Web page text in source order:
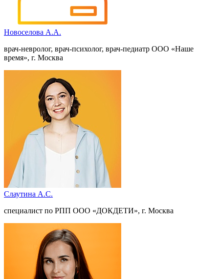
Новоселова А.А.
врач-невролог, врач-психолог, врач-педиатр ООО «Наше
время», г. Москва
Слаутина А.С.
специалист по РПП ООО «ДОКДЕТИ», г. Москва